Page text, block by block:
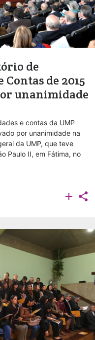
de
de 2015
unanimidade
e contas da UMP
por unanimidade na
da UMP, que teve
Paulo II, em Fátima, no
 